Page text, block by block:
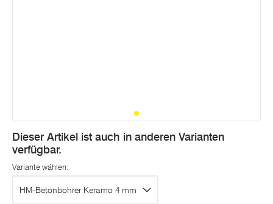
Dieser Artikel ist auch in anderen Varianten
verfügbar.
Variante wählen:
HM-Betonbohrer Keramo 4 mm